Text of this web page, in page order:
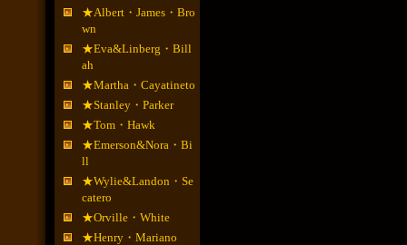
★Albert・James・Bro
wn
★Eva&Linberg・Bill
ah
★Martha・Cayatineto
★Stanley・Parker
★Tom・Hawk
★Emerson&Nora・Bi
ll
★Wylie&Landon・Se
catero
★Orville・White
★Henry・Mariano